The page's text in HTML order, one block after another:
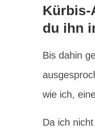
Kürbis-
du ihn
Bis dahin
wie ich,
Da ich